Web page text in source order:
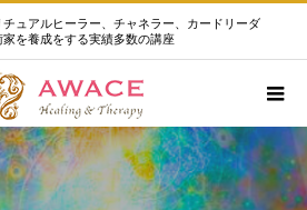
ュアルヒーラー、チャネラー、カードリーダ
家を養成をする実績多数の講座